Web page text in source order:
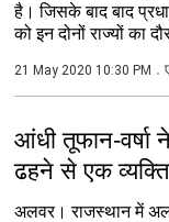
है। जिसके बाद बाद
को इन दोनों राज्यों का
21 May 2020 10:30 PM
आंधी तूफान-वर्षा
ढहने से एक
अलवर। राजस्थान में